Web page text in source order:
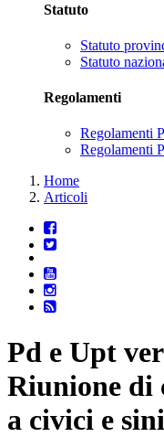
Statuto
Statuto
Statuto
Regolamenti
Regolamenti
Regolamenti
Home
Articoli
Pd e Upt
Riunione di
a civici e